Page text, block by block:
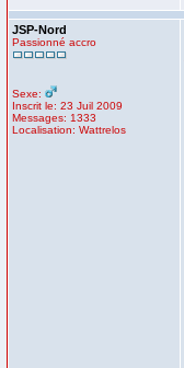
JSP-Nord
Passionné accro
Sexe:
Inscrit le: 23 Juil 2009
Messages: 1333
Localisation: Wattrelos